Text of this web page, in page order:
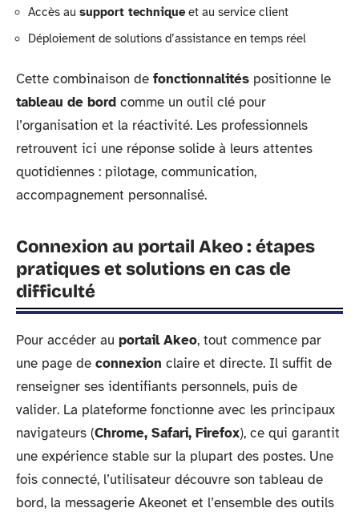
Accès au support techniqueet au service client
Déploiement de solutions d’assistance en temps réel
Cette combinaison de fonctionnalités positionne le
tableau de bord comme un outil clé pour
l’organisation et la réactivité. Les professionnels
retrouvent ici une réponse solide à leurs attentes
quotidiennes : pilotage, communication,
accompagnement personnalisé.
Connexion au portail Akeo : étapes
pratiques et solutions en cas de
difficulté
Pour accéder au portail Akeo, tout commence par
une page de connexion claire et directe. Il suffit de
renseigner ses identifiants personnels, puis de
valider. La plateforme fonctionne avec les principaux
navigateurs (Chrome, Safari, Firefox), ce qui garantit
une expérience stable sur la plupart des postes. Une
fois connecté, l’utilisateur découvre son tableau de
bord, la messagerie Akeonet et l’ensemble des outils